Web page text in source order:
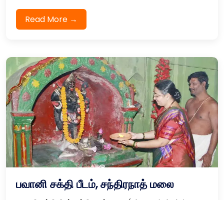
Read More →
பவானி சக்தி பீடம், சந்திரநாத் மலை